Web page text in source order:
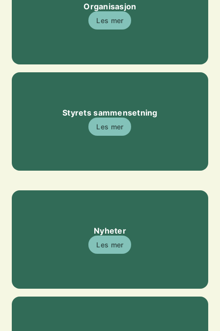
Organisasjon
Les mer
Styrets sammensetning
Les mer
Nyheter
Les mer